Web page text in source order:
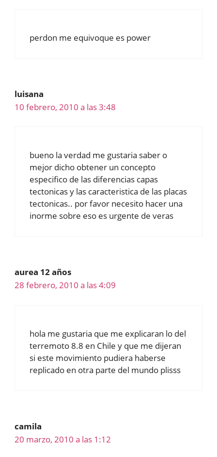
perdon me equivoque es power
luisana
10 febrero, 2010 a las 3:48
bueno la verdad me gustaria saber o
mejor dicho obtener un concepto
especifico de las diferencias capas
tectonicas y las caracteristica de las placas
tectonicas.. por favor necesito hacer una
inorme sobre eso es urgente de veras
aurea 12 años
28 febrero, 2010 a las 4:09
hola me gustaria que me explicaran lo del
terremoto 8.8 en Chile y que me dijeran
si este movimiento pudiera haberse
replicado en otra parte del mundo plisss
camila
20 marzo, 2010 a las 1:12